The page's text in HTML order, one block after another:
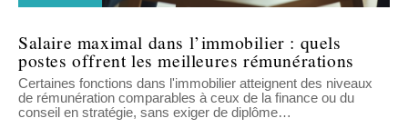
Salaire maximal dans l’immobilier : quels
postes offrent les meilleures rémunérations
Certaines fonctions dans l'immobilier atteignent des niveaux
de rémunération comparables à ceux de la finance ou du
conseil en stratégie, sans exiger de diplôme…